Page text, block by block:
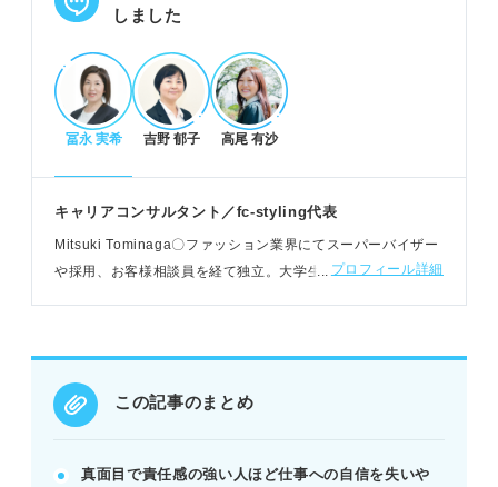
能力不足や周囲への迷惑意識が自信を低下させる。
視化し対策を。
自信がない状態が引き起こす悪循環
自信喪失は仕事への積極性を奪い、パフォーマンス
を低下させる。
す原因となる。
成果が出ないと劣等感が増し、心身の健康にも悪影
響を及ぼす。
を好転させよう。
定性・定量両面で自分の仕事を評価し、成長を可視
しました
冨永 実希 吉野 郁子 高尾 有沙
キャリアコンサルタント／fc-styling代表
Mitsuki Tominaga〇ファッション業界にてスーパーバイザー
や採用、お客様相談員を経て独立。大学生の就職支援や高校
プロフィール詳細
この記事のまとめ
真面目で責任感の強い人ほど仕事への自信を失いや